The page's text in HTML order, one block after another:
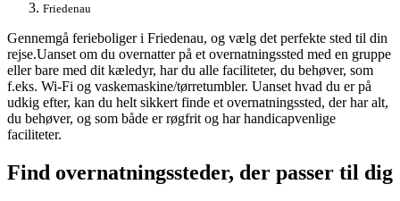
Friedenau
Gennemgå ferieboliger i Friedenau, og vælg det perfekte sted til din
rejse.Uanset om du overnatter på et overnatningssted med en gruppe
eller bare med dit kæledyr, har du alle faciliteter, du behøver, som
f.eks. Wi-Fi og vaskemaskine/tørretumbler. Uanset hvad du er på
udkig efter, kan du helt sikkert finde et overnatningssted, der har alt,
du behøver, og som både er røgfrit og har handicapvenlige
faciliteter.
Find overnatningssteder, der passer til dig